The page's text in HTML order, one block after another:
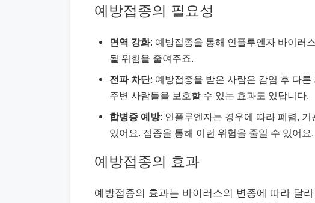
예방접종의 필요성
면역 강화: 예방접종을 통해 인플루엔자 바이러
될 위험을 줄여주죠.
전파 차단: 예방접종을 받은 사람은 감염 후 다
주변 사람들을 보호할 수 있는 효과도 있답니다.
합병증 예방: 인플루엔자는 경우에 따라 폐렴,
있어요. 접종을 통해 이런 위험을 줄일 수 있어요.
예방접종의 효과
예방접종의 효과는 바이러스의 변종에 따라 달